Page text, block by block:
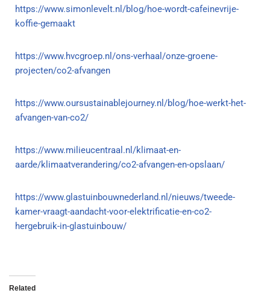
https://www.simonlevelt.nl/blog/hoe-wordt-cafeinevrije-
koffie-gemaakt
https://www.hvcgroep.nl/ons-verhaal/onze-groene-
projecten/co2-afvangen
https://www.oursustainablejourney.nl/blog/hoe-werkt-het-
afvangen-van-co2/
https://www.milieucentraal.nl/klimaat-en-
aarde/klimaatverandering/co2-afvangen-en-opslaan/
https://www.glastuinbouwnederland.nl/nieuws/tweede-
kamer-vraagt-aandacht-voor-elektrificatie-en-co2-
hergebruik-in-glastuinbouw/
Related